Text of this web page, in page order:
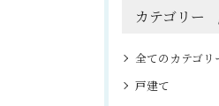
カテゴリー
全てのカテゴリ
戸建て